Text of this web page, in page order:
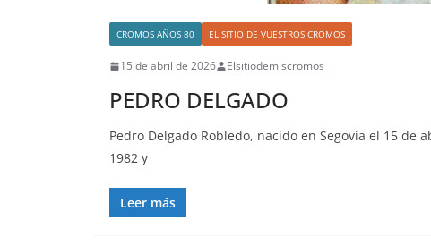
CROMOS AÑOS 80 EL SITIO DE VUESTROS CROMOS
15 de abril de 2026 Elsitiodemiscromos
PEDRO DELGADO
Pedro Delgado Robledo, nacido en Segovia el 15
1982 y
Leer más